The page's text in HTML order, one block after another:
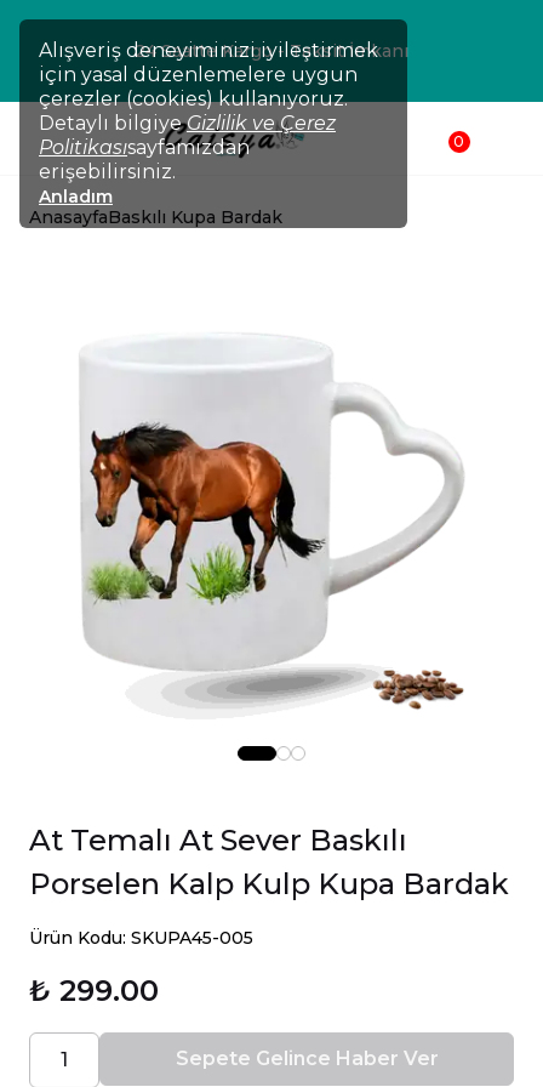
Alışveriş deneyiminizi iyileştirmek
için yasal düzenlemelere uygun
çerezler (cookies) kullanıyoruz.
Detaylı bilgiye Gizlilik ve Çerez
Politikasısayfamızdan
erişebilirsiniz.
Anladım
24 Saatte Kargo - Taksit İmkanı
0
AnasayfaBaskılı Kupa Bardak
At Temalı At Sever Baskılı
Porselen Kalp Kulp Kupa Bardak
Ürün Kodu: SKUPA45-005
₺ 299.00
Sepete Gelince Haber Ver